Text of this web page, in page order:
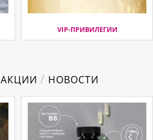
VIP-ПРИВИЛЕГИИ
АКЦИИ / НОВОСТИ